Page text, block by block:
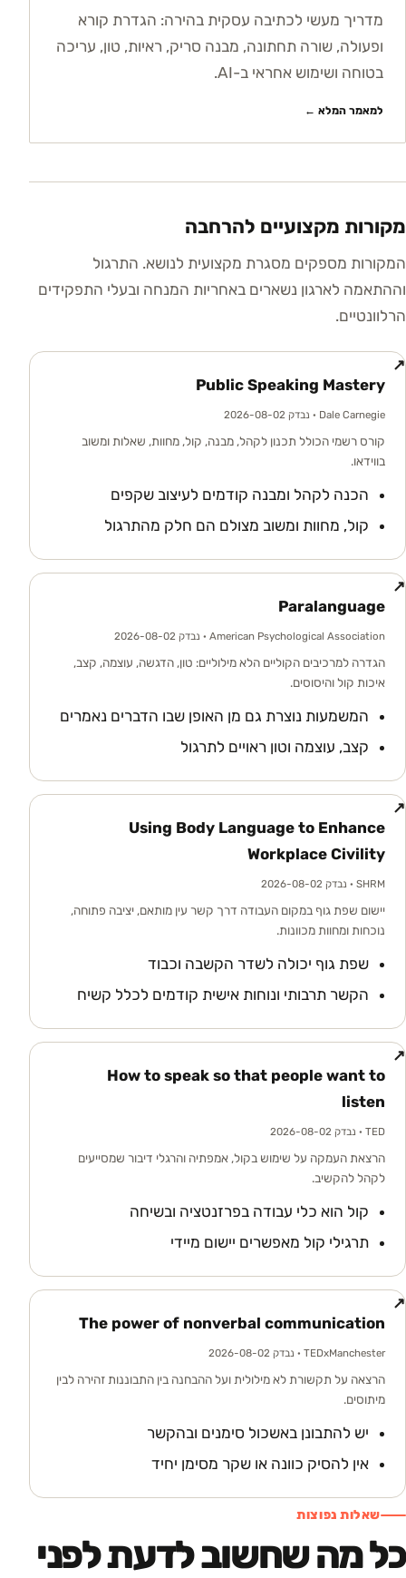
מדריך מעשי לכתיבה עסקית בהירה: הגדרת קורא
ופעולה, שורה תחתונה, מבנה סריק, ראיות, טון, עריכה
בטוחה ושימוש אחראי ב-AI.
למאמר המלא ←
מקורות מקצועיים להרחבה
המקורות מספקים מסגרת מקצועית לנושא. התרגול
וההתאמה לארגון נשארים באחריות המנחה ובעלי התפקידים
הרלוונטיים.
Public Speaking Mastery
Dale Carnegie · נבדק 2026-08-02
קורס רשמי הכולל תכנון לקהל, מבנה, קול, מחוות, שאלות ומשוב
בווידאו.
הכנה לקהל ומבנה קודמים לעיצוב שקפים
קול, מחוות ומשוב מצולם הם חלק מהתרגול
↗
Paralanguage
American Psychological Association · נבדק 2026-08-02
הגדרה למרכיבים הקוליים הלא מילוליים: טון, הדגשה, עוצמה, קצב,
איכות קול והיסוסים.
המשמעות נוצרת גם מן האופן שבו הדברים נאמרים
קצב, עוצמה וטון ראויים לתרגול
↗
Using Body Language to Enhance
Workplace Civility
SHRM · נבדק 2026-08-02
יישום שפת גוף במקום העבודה דרך קשר עין מותאם, יציבה פתוחה,
נוכחות ומחוות מכוונות.
שפת גוף יכולה לשדר הקשבה וכבוד
הקשר תרבותי ונוחות אישית קודמים לכלל קשיח
↗
How to speak so that people want to
listen
TED · נבדק 2026-08-02
הרצאת העמקה על שימוש בקול, אמפתיה והרגלי דיבור שמסייעים
לקהל להקשיב.
קול הוא כלי עבודה בפרזנטציה ובשיחה
תרגילי קול מאפשרים יישום מיידי
↗
The power of nonverbal communication
TEDxManchester · נבדק 2026-08-02
הרצאה על תקשורת לא מילולית ועל ההבחנה בין התבוננות זהירה לבין
מיתוסים.
יש להתבונן באשכול סימנים ובהקשר
אין להסיק כוונה או שקר מסימן יחיד
↗
שאלות נפוצות
כל מה שחשוב לדעת לפני